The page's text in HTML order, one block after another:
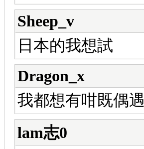
Sheep_v
日本的我想試
Dragon_x
我都想有咁既偶遇
lam志0